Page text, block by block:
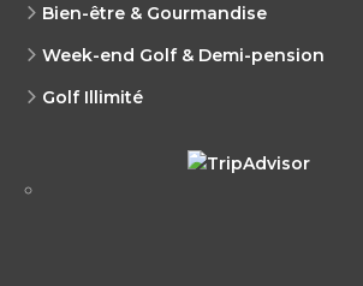
W Bien-être & Gourmandise
W Week-end Golf & Demi-pension
W Golf Illimité